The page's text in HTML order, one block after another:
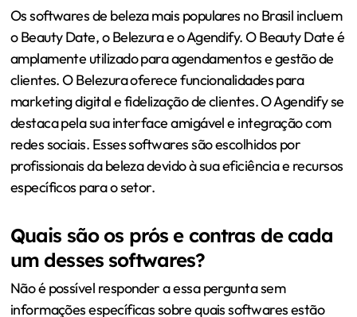
Os softwares de beleza mais populares no Brasil incluem
o Beauty Date, o Belezura e o Agendify. O Beauty Date é
amplamente utilizado para agendamentos e gestão de
clientes. O Belezura oferece funcionalidades para
marketing digital e fidelização de clientes. O Agendify se
destaca pela sua interface amigável e integração com
redes sociais. Esses softwares são escolhidos por
profissionais da beleza devido à sua eficiência e recursos
específicos para o setor.
Quais são os prós e contras de cada
um desses softwares?
Não é possível responder a essa pergunta sem
informações específicas sobre quais softwares estão